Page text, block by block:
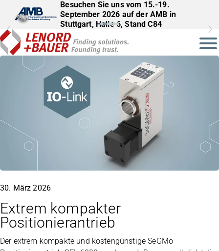
Besuchen Sie uns vom 15.-19.
September 2026 auf der AMB in
Stuttgart, Halle 6, Stand C84
30. März 2026
Extrem kompakter
Positionierantrieb
Der extrem kompakte und kostengünstige SeGMo-